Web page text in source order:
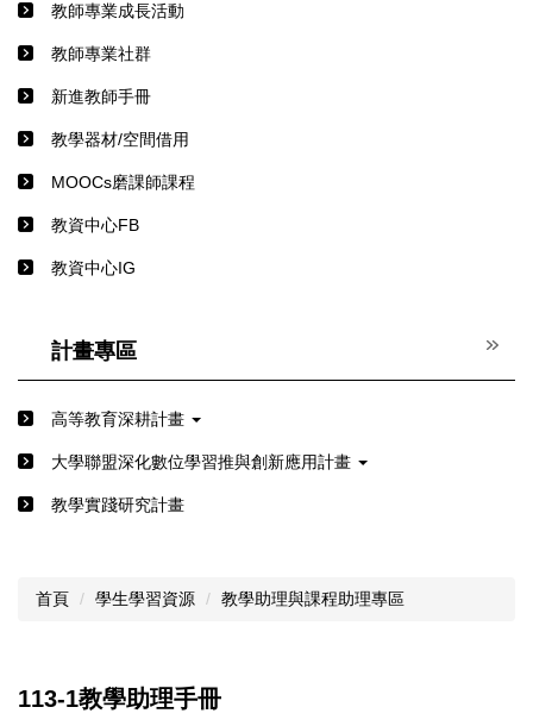
教師專業成長活動
教師專業社群
新進教師手冊
教學器材/空間借用
MOOCs磨課師課程
教資中心FB
教資中心IG
計畫專區
高等教育深耕計畫
⼤學聯盟深化數位學習推與創新應⽤計畫
教學實踐研究計畫
首頁 學生學習資源 教學助理與課程助理專區
113-1教學助理手冊